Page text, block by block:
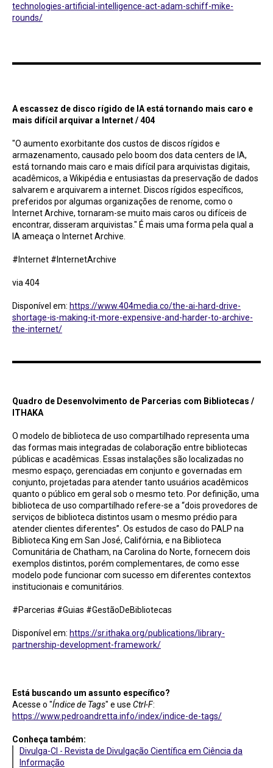
technologies-artificial-intelligence-act-adam-schiff-mike-
rounds/
A escassez de disco rígido de IA está tornando mais caro e
mais difícil arquivar a Internet / 404
"O aumento exorbitante dos custos de discos rígidos e
armazenamento, causado pelo boom dos data centers de IA,
está tornando mais caro e mais difícil para arquivistas digitais,
acadêmicos, a Wikipédia e entusiastas da preservação de dados
salvarem e arquivarem a internet. Discos rígidos específicos,
preferidos por algumas organizações de renome, como o
Internet Archive, tornaram-se muito mais caros ou difíceis de
encontrar, disseram arquivistas." É mais uma forma pela qual a
IA ameaça o Internet Archive.
#Internet #InternetArchive
via 404
Disponível em: https://www.404media.co/the-ai-hard-drive-
shortage-is-making-it-more-expensive-and-harder-to-archive-
the-internet/
Quadro de Desenvolvimento de Parcerias com Bibliotecas /
ITHAKA
O modelo de biblioteca de uso compartilhado representa uma
das formas mais integradas de colaboração entre bibliotecas
públicas e acadêmicas. Essas instalações são localizadas no
mesmo espaço, gerenciadas em conjunto e governadas em
conjunto, projetadas para atender tanto usuários acadêmicos
quanto o público em geral sob o mesmo teto. Por definição, uma
biblioteca de uso compartilhado refere-se a “dois provedores de
serviços de biblioteca distintos usam o mesmo prédio para
atender clientes diferentes”. Os estudos de caso do PALP na
Biblioteca King em San José, Califórnia, e na Biblioteca
Comunitária de Chatham, na Carolina do Norte, fornecem dois
exemplos distintos, porém complementares, de como esse
modelo pode funcionar com sucesso em diferentes contextos
institucionais e comunitários.
#Parcerias #Guias #GestãoDeBibliotecas
Disponível em: https://sr.ithaka.org/publications/library-
partnership-development-framework/
Está buscando um assunto específico?
Acesse o "Índice de Tags" e use Ctrl-F:
https://www.pedroandretta.info/index/indice-de-tags/
Conheça também:
Divulga-CI - Revista de Divulgação Científica em Ciência da
Informação